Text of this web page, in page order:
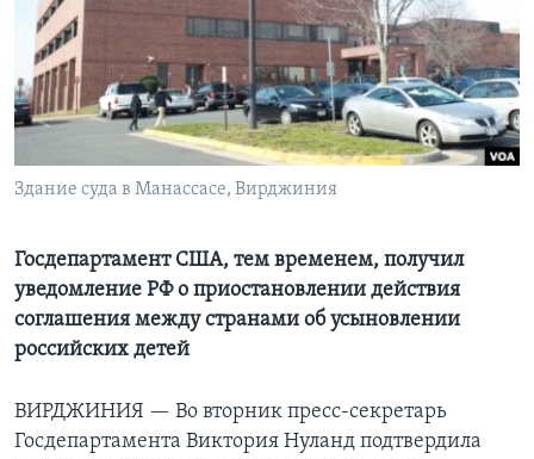
Learning English
СОЦИАЛЬНЫЕ СЕТИ
Здание суда в Манассасе, Вирджиния
Госдепартамент США, тем временем, получил
уведомление РФ о приостановлении действия
соглашения между странами об усыновлении
российских детей
ВИРДЖИНИЯ — Во вторник пресс-секретарь
Госдепартамента Виктория Нуланд подтвердила